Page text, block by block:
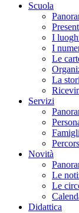
Scuola
I
I
Le
La
Servizi
Novità
Le
Le
Didattica